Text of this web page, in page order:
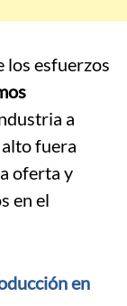
los esfuerzos
a
fuera
oferta y
en el
en